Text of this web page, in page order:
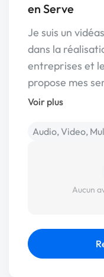
en Serve
Je suis un
dans la
entreprises et
propose mes
Voir plus
Audio, Video,
Aucun